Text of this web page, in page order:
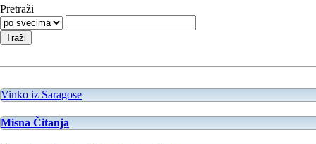
Pretraži
Vinko iz Saragose
Misna Čitanja